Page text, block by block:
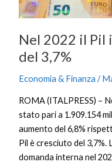
Nel 2022 il Pil
del 3,7%
Economia & Finanza /
ROMA (ITALPRESS) –
stato pari a 1.909.154
aumento del 6,8%
Pil è cresciuto del
domanda interna nel